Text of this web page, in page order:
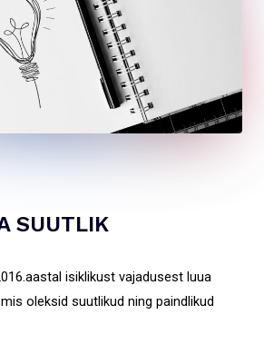
SUUTLIK
isiklikust vajadusest luua
oleksid suutlikud ning paindlikud